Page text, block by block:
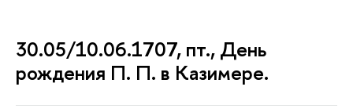
30.05/10.06.1707, пт., День
рождения П. П. в Казимере.